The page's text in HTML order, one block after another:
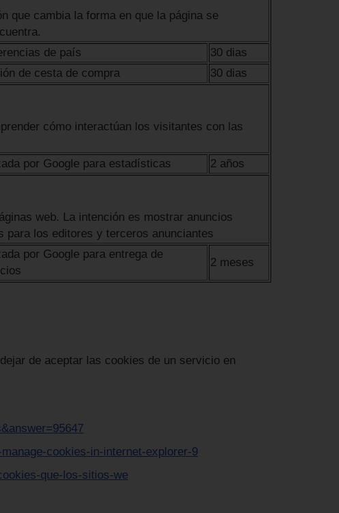
que cambia la forma en que la página se
de país
30 dias
de cesta de compra 30 dias
cómo interactúan los visitantes con las
por Google para estadísticas 2 años
web. La intención es mostrar anuncios
los editores y terceros anunciantes
por Google para entrega de
2 meses
de aceptar las cookies de un servicio en
cookies-in-internet-explorer-9
que-los-sitios-we